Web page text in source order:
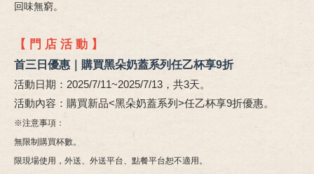
回味無窮。
【 門 店 活 動 】
首三日優惠｜購買黑朵奶蓋系列任乙杯享9折
活動日期：2025/7/11~2025/7/13，共3天。
活動內容：購買新品<黑朵奶蓋系列>任乙杯享9折優惠。
※注意事項：
無限制購買杯數。
限現場使用，外送、外送平台、點餐平台恕不適用。